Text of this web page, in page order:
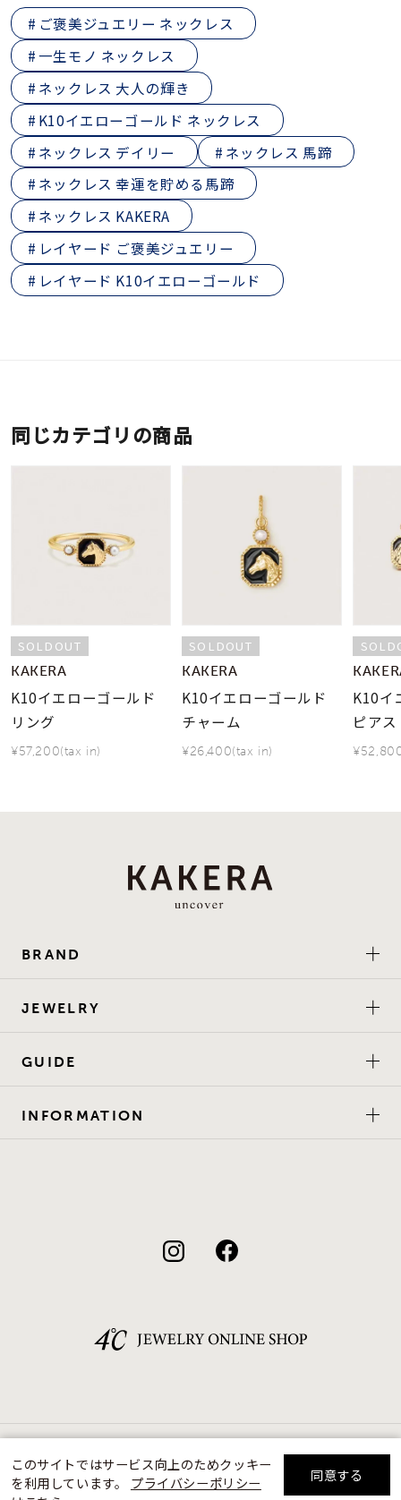
ご褒美ジュエリー ネックレス
一生モノ ネックレス
ネックレス 大人の輝き
K10イエローゴールド ネックレス
ネックレス デイリー
ネックレス 馬蹄
ネックレス 幸運を貯める馬蹄
ネックレス KAKERA
レイヤード ご褒美ジュエリー
レイヤード K10イエローゴールド
同じカテゴリの商品
SOLDOUT
KAKERA
K10イエローゴールド
リング
¥57,200(tax in)
SOLDOUT
KAKERA
K10イエローゴールド
チャーム
¥26,400(tax in)
K10イ
ピアス
BRAND
JEWELRY
GUIDE
INFORMATION
このサイトではサービス向上のためクッキー
を利用しています。 プライバシーポリシー
同意する